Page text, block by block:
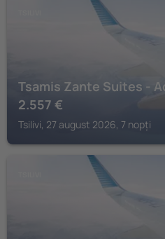
Tsamis Zante Suites -
2.557 €
Tsilivi, 27 august 2026, 7 nopți